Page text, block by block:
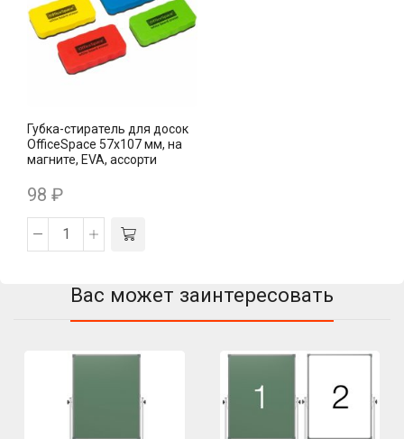
Губка-стиратель для досок
OfficeSpace 57х107 мм, на
магните, EVA, ассорти
98 ₽
Вас может заинтересовать